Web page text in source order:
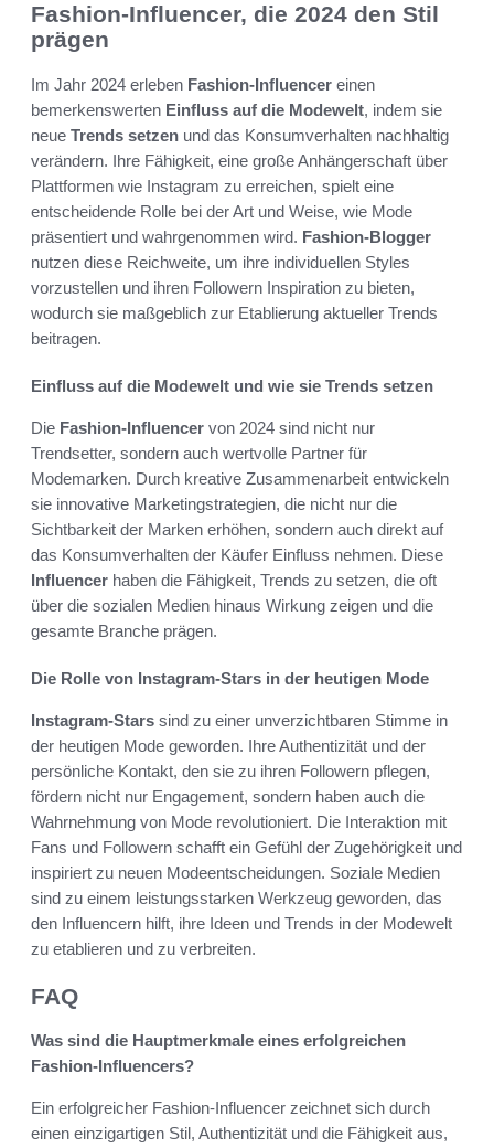
Fashion-Influencer, die 2024 den Stil
prägen
Im Jahr 2024 erleben Fashion-Influencer einen
bemerkenswerten Einfluss auf die Modewelt, indem sie
neue Trends setzen und das Konsumverhalten nachhaltig
verändern. Ihre Fähigkeit, eine große Anhängerschaft über
Plattformen wie Instagram zu erreichen, spielt eine
entscheidende Rolle bei der Art und Weise, wie Mode
präsentiert und wahrgenommen wird. Fashion-Blogger
nutzen diese Reichweite, um ihre individuellen Styles
vorzustellen und ihren Followern Inspiration zu bieten,
wodurch sie maßgeblich zur Etablierung aktueller Trends
beitragen.
Einfluss auf die Modewelt und wie sie Trends setzen
Die Fashion-Influencer von 2024 sind nicht nur
Trendsetter, sondern auch wertvolle Partner für
Modemarken. Durch kreative Zusammenarbeit entwickeln
sie innovative Marketingstrategien, die nicht nur die
Sichtbarkeit der Marken erhöhen, sondern auch direkt auf
das Konsumverhalten der Käufer Einfluss nehmen. Diese
Influencer haben die Fähigkeit, Trends zu setzen, die oft
über die sozialen Medien hinaus Wirkung zeigen und die
gesamte Branche prägen.
Die Rolle von Instagram-Stars in der heutigen Mode
Instagram-Stars sind zu einer unverzichtbaren Stimme in
der heutigen Mode geworden. Ihre Authentizität und der
persönliche Kontakt, den sie zu ihren Followern pflegen,
fördern nicht nur Engagement, sondern haben auch die
Wahrnehmung von Mode revolutioniert. Die Interaktion mit
Fans und Followern schafft ein Gefühl der Zugehörigkeit und
inspiriert zu neuen Modeentscheidungen. Soziale Medien
sind zu einem leistungsstarken Werkzeug geworden, das
den Influencern hilft, ihre Ideen und Trends in der Modewelt
zu etablieren und zu verbreiten.
FAQ
Was sind die Hauptmerkmale eines erfolgreichen
Fashion-Influencers?
Ein erfolgreicher Fashion-Influencer zeichnet sich durch
einen einzigartigen Stil, Authentizität und die Fähigkeit aus,